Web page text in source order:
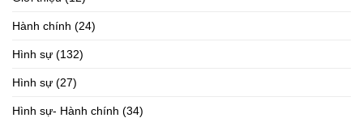
Hành chính (24)
Hình sự (132)
Hình sự (27)
Hình sự- Hành chính (34)